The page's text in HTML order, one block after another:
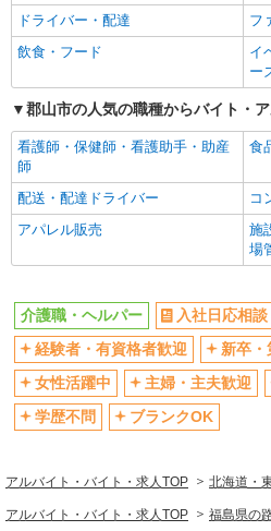
ドライバー・配達
フ
飲食・フード
イ
ー
郡山市の人気の職種からバイト・
看護師・保健師・看護助手・助産
師
食
配送・配達ドライバー
コ
アパレル販売
施
場
介護職・ヘルパー 入社日応相談
経験者・有資格者歓迎
新卒・
女性活躍中
主婦・主夫歓迎
学歴不問
ブランクOK
アルバイト・バイト・求人TOP 北海道・
アルバイト・バイト・求人TOP 福島県の